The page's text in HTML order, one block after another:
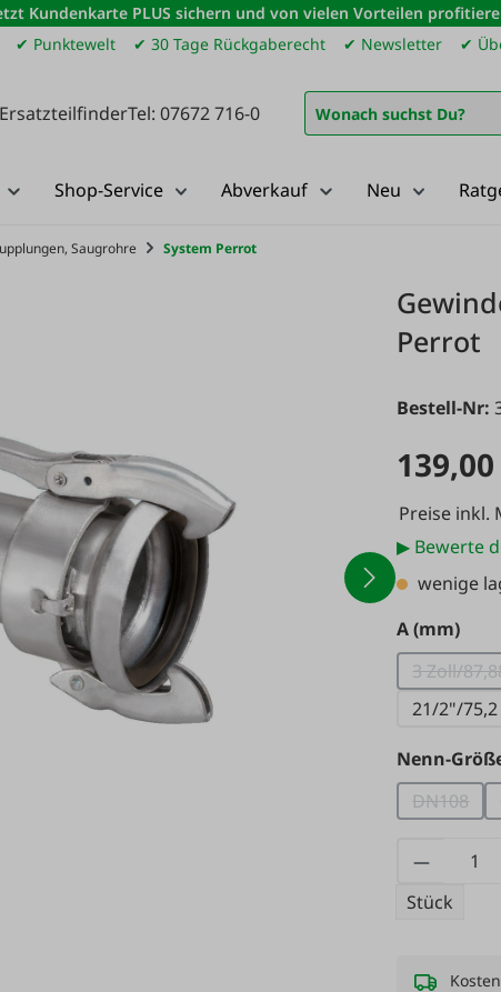
Kundenkarte PLUS sichern und von vielen Vorteilen
✔ Punktewelt ✔ 30 Tage Rückgaberecht ✔ Newsletter ✔
ErsatzteilfinderTel: 07672 716-0
Shop-Service Abverkauf Neu
Saugrohre System Perrot
Perrot
Bestell-Nr:
Preise inkl.
▶ Bewerte
wenige
A (mm)
3 Zoll/
21/2"/75,2
Nenn-
DN108
(Diese
Stück